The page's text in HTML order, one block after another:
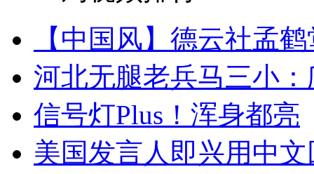
【中国风】德云社孟
河北无腿老兵马三小
信号灯Plus！浑身都亮
美国发言人即兴用中